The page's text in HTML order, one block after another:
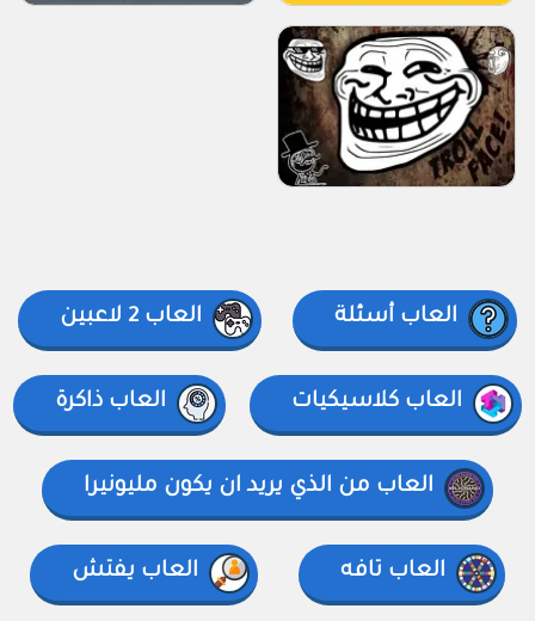
العاب أسئلة العاب 2 لاعبين
العاب كلاسيكيات العاب ذاكرة
العاب من الذي يريد ان يكون مليونيرا
العاب تافه العاب يفتش